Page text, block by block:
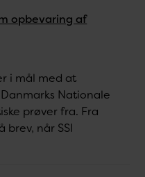
opbevaring af
i mål med at
Nationale
prøver fra. Fra
når SSI